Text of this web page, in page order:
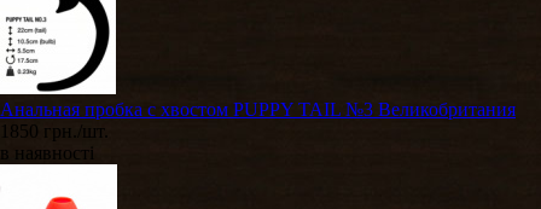
Анальная пробка с хвостом PUPPY TAIL №3 Великобритания
1850 грн./шт.
в наявності